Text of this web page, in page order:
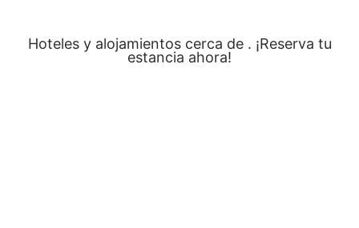
Hoteles y alojamientos cerca de . ¡Reserva tu
estancia ahora!